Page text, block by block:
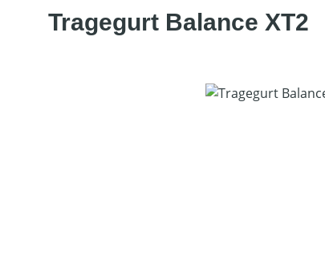
Tragegurt Balance XT2